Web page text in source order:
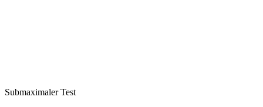
Submaximaler Test